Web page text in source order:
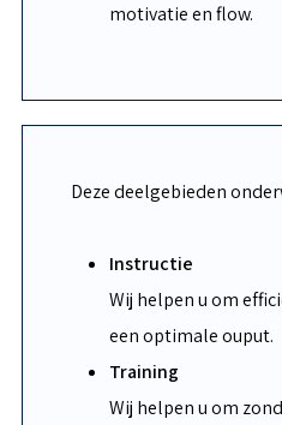
motivatie en flow.
Deze deelgebieden
Instructie
Wij helpen u om
een optimale ouput.
Training
Wij helpen u om